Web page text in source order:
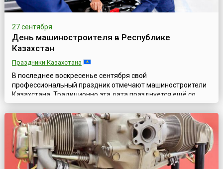
27 сентября
День машиностроителя в Республике
Казахстан
Праздники Казахстана
В последнее воскресенье сентября свой
профессиональный праздник отмечают машиностроители
Казахстана. Традиционно эта дата празднуется ещё со
времён существования СССР. Сохраняя верность богатым
традициям, День машиностроителя продолжают отмечать
в последнее воскресенье сентября не только в Казахстане,
но и в других государствах – бывших советских
республиках.Традиционно в преддверии праздника ...